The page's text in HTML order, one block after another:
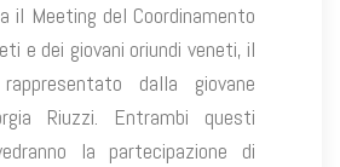
il Meeting del Coordinamento
e dei giovani oriundi veneti, il
dalla giovane
Riuzzi. Entrambi questi
la partecipazione di